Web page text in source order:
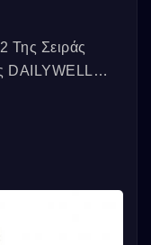
Της Σειράς
DAILYWELL